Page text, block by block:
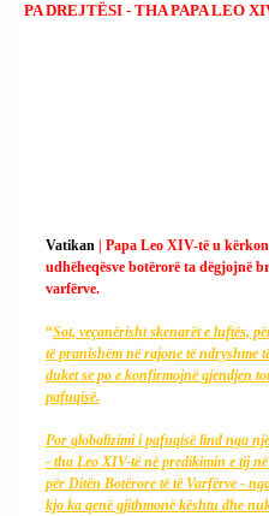
PA DREJTËSI - THA PAPA LEO
Vatikan | Papa Leo XIV-të u kërkon
udhëheqësve botërorë ta dëgjojnë
varfërve.
“Sot, veçanërisht skenarët e luftës,
të pranishëm në rajone të ndryshme
duket se po e konfirmojnë gjendjen
pafuqisë.
Por globalizimi i pafuqisë lind nga
- tha Leo XIV-të në predikimin e tij
për Ditën Botërore të të Varfërve -
kjo ka qenë gjithmonë kështu dhe